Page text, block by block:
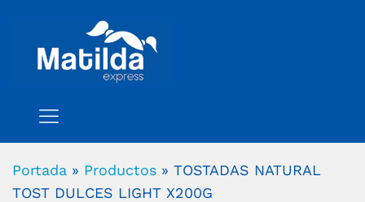
Portada » Productos » TOSTADAS NATURAL
TOST DULCES LIGHT X200G